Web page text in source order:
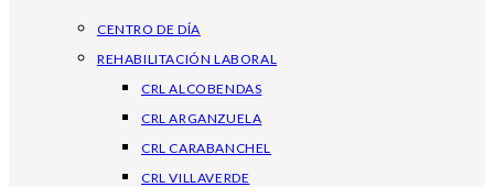
CENTRO DE DÍA
REHABILITACIÓN LABORAL
CRL ALCOBENDAS
CRL ARGANZUELA
CRL CARABANCHEL
CRL VILLAVERDE